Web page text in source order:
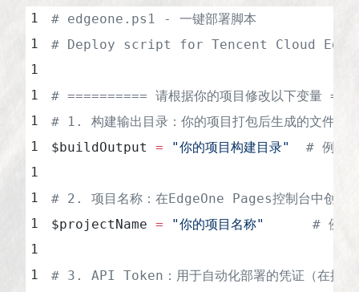
# edgeone.ps1 - 一键部署脚本
# Deploy script for Tencent Cloud
# ========== 请根据你的项目修改以下变量
# 1. 构建输出目录：你的项目打包后生成的文件夹
$buildOutput = "你的项目构建目录"
# 例如
# 2. 项目名称：在EdgeOne Pages控制台中创建
$projectName = "你的项目名称"
# 例
# 3. API Token：用于自动化部署的凭证（在控制